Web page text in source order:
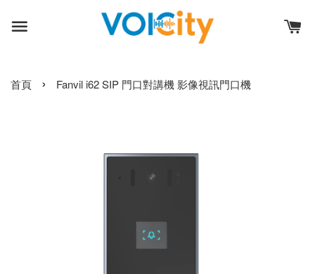
首頁 › Fanvil i62 SIP 門口對講機 影像視訊門口機